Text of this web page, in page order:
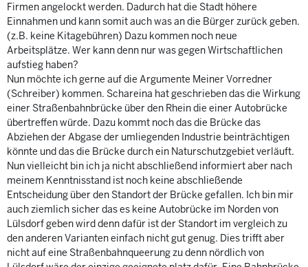
Firmen angelockt werden. Dadurch hat die Stadt höhere
Einnahmen und kann somit auch was an die Bürger zurück geben.
(z.B. keine Kitagebühren) Dazu kommen noch neue
Arbeitsplätze. Wer kann denn nur was gegen Wirtschaftlichen
aufstieg haben?
Nun möchte ich gerne auf die Argumente Meiner Vorredner
(Schreiber) kommen. Schareina hat geschrieben das die Wirkung
einer Straßenbahnbrücke über den Rhein die einer Autobrücke
übertreffen würde. Dazu kommt noch das die Brücke das
Abziehen der Abgase der umliegenden Industrie beinträchtigen
könnte und das die Brücke durch ein Naturschutzgebiet verläuft.
Nun vielleicht bin ich ja nicht abschließend informiert aber nach
meinem Kenntnisstand ist noch keine abschließende
Entscheidung über den Standort der Brücke gefallen. Ich bin mir
auch ziemlich sicher das es keine Autobrücke im Norden von
Lülsdorf geben wird denn dafür ist der Standort im vergleich zu
den anderen Varianten einfach nicht gut genug. Dies trifft aber
nicht auf eine Straßenbahnqueerung zu denn nördlich von